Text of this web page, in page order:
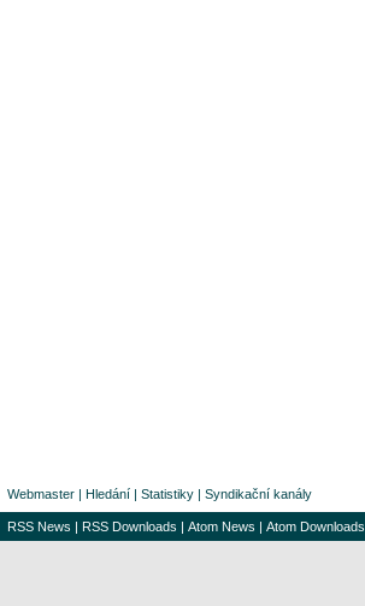
Webmaster | Hledání | Statistiky | Syndikační kanály
RSS News | RSS Downloads | Atom News | Atom Downloads